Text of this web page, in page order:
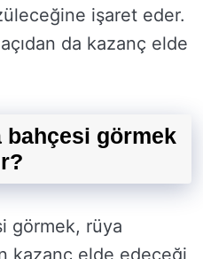
işaret eder.
da kazanç elde
bahçesi görmek
görmek, rüya
kazanç elde edeceği